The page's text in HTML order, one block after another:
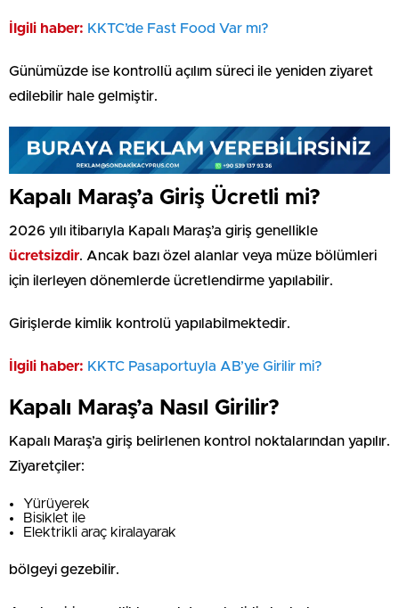
İlgili haber: ⁠KKTC’de Fast Food Var mı?
Günümüzde ise kontrollü açılım süreci ile yeniden ziyaret
edilebilir hale gelmiştir.
Kapalı Maraş’a Giriş Ücretli mi?
2026 yılı itibarıyla Kapalı Maraş’a giriş genellikle
ücretsizdir. Ancak bazı özel alanlar veya müze bölümleri
için ilerleyen dönemlerde ücretlendirme yapılabilir.
Girişlerde kimlik kontrolü yapılabilmektedir.
İlgili haber: KKTC Pasaportuyla AB’ye Girilir mi?
Kapalı Maraş’a Nasıl Girilir?
Kapalı Maraş’a giriş belirlenen kontrol noktalarından yapılır.
Ziyaretçiler:
Yürüyerek
Bisiklet ile
Elektrikli araç kiralayarak
bölgeyi gezebilir.